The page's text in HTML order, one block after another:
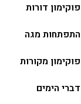
פוקימון דורות
התפתחות מגה
פוקימון מקורות
דברי הימים